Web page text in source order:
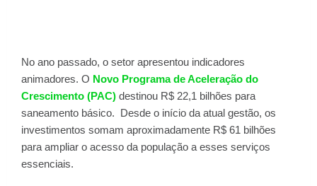
No ano passado, o setor apresentou indicadores
animadores. O Novo Programa de Aceleração do
Crescimento (PAC) destinou R$ 22,1 bilhões para
saneamento básico. Desde o início da atual gestão, os
investimentos somam aproximadamente R$ 61 bilhões
para ampliar o acesso da população a esses serviços
essenciais.